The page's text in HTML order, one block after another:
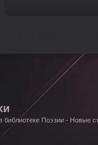
Поэзии - Новые